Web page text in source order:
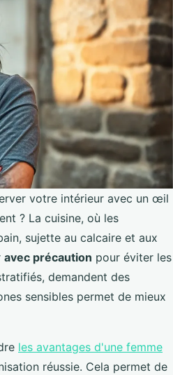
votre intérieur avec un œil
? La cuisine, où les
sujette au calcaire et aux
avec précaution pour éviter les
demandent des
sensibles permet de mieux
les avantages d'une femme
réussie. Cela permet de